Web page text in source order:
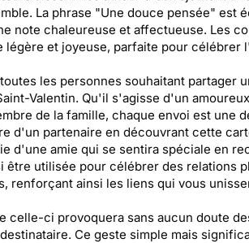
La phrase "Une douce pensée" est
note chaleureuse et affectueuse. Les
légère et joyeuse, parfaite pour célébrer
les personnes souhaitant partager
Valentin. Qu'il s'agisse d'un
de la famille, chaque envoi est une
d'un partenaire en découvrant cette
d'une amie qui se sentira spéciale en
être utilisée pour célébrer des relations
renforçant ainsi les liens qui vous
celle-ci provoquera sans aucun doute
Ce geste simple mais